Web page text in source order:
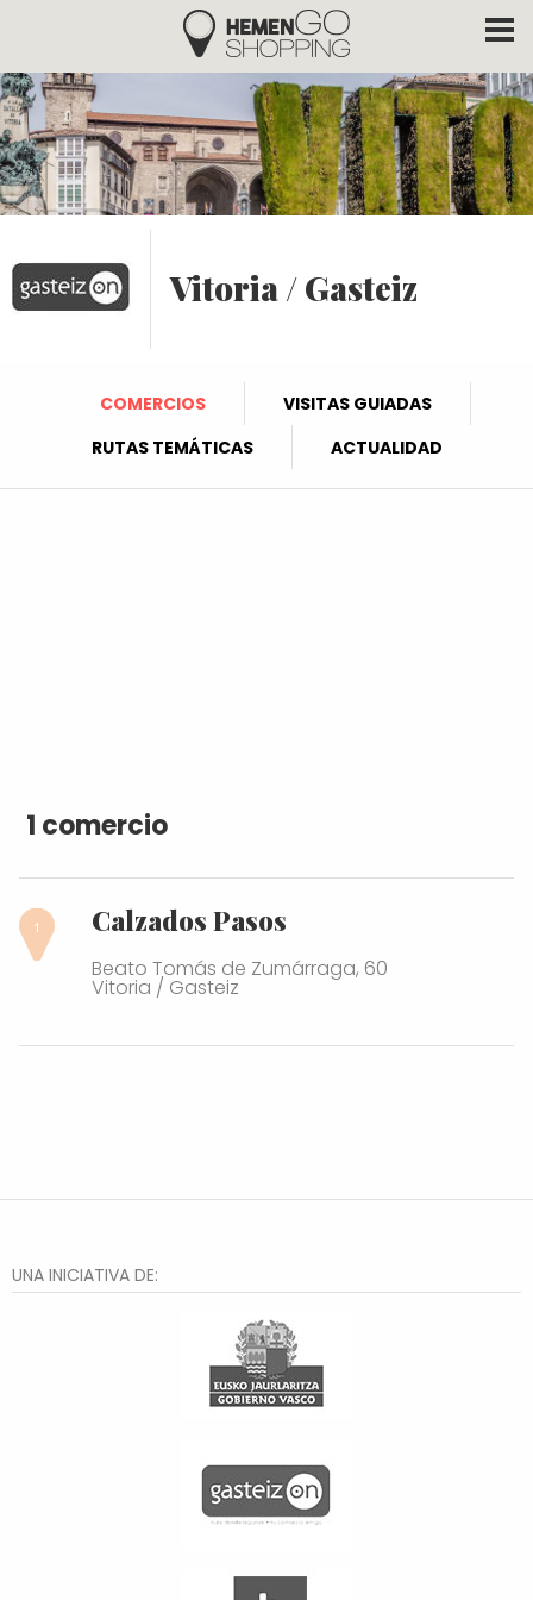
Pasar al contenido principal
Hemengo Shopping
Vitoria / Gasteiz
COMERCIOS
VISITAS GUIADAS
RUTAS TEMÁTICAS
ACTUALIDAD
1 comercio
Calzados Pasos
Beato Tomás de Zumárraga, 60
Vitoria / Gasteiz
UNA INICIATIVA DE: